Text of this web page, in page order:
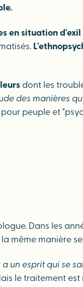
en situation d'exil
dont les
des manières
peuple et
Dans les
même manière
a un esprit qui se
le traitement